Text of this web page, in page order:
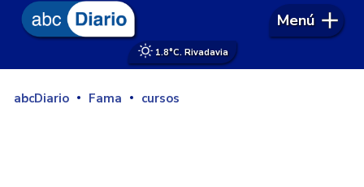
1.8°C. Rivadavia
Menú
abcDiario Fama cursos